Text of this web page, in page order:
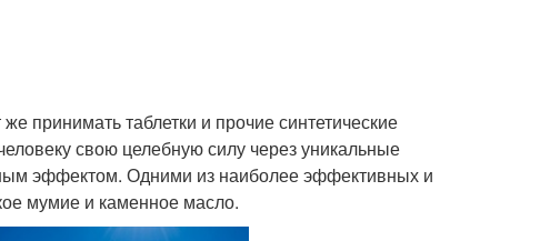
принимать таблетки и прочие синтетические
свою целебную силу через уникальные
эффектом. Одними из наиболее эффективных и
мумие и каменное масло.